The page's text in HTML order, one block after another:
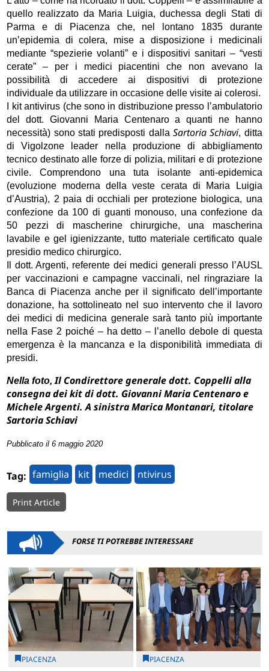
quello realizzato da Maria Luigia, duchessa degli Stati di
Parma e di Piacenza che, nel lontano 1835 durante
un’epidemia di colera, mise a disposizione i medicinali
mediante “spezierie volanti” e i dispositivi sanitari – “vesti
cerate” – per i medici piacentini che non avevano la
possibilità di accedere ai dispositivi di protezione
individuale da utilizzare in occasione delle visite ai colerosi.
I kit antivirus (che sono in distribuzione presso l’ambulatorio
del dott. Giovanni Maria Centenaro a quanti ne hanno
necessità) sono stati predisposti dallaSartoria Schiavi, ditta
di Vigolzone leader nella produzione di abbigliamento
tecnico destinato alle forze di polizia, militari e di protezione
civile. Comprendono una tuta isolante anti-epidemica
(evoluzione moderna della veste cerata di Maria Luigia
d’Austria), 2 paia di occhiali per protezione biologica, una
confezione da 100 di guanti monouso, una confezione da
50 pezzi di mascherine chirurgiche, una mascherina
lavabile e gel igienizzante, tutto materiale certificato quale
presidio medico chirurgico.
Il dott. Argenti, referente dei medici generali presso l’AUSL
per vaccinazioni e campagne vaccinali, nel ringraziare la
Banca di Piacenza anche per il significato dell’importante
donazione, ha sottolineato nel suo intervento che il lavoro
dei medici di medicina generale sarà tanto più importante
nella Fase 2 poiché – ha detto – l’anello debole di questa
emergenza è la mancanza e la disponibilità immediata di
presidi.
Nella foto,Il Condirettore generale dott. Coppelli alla
consegna dei kit di dott. Giovanni Maria Centenaro e
Michele Argenti. A sinistra Marica Montanari, titolare
Sartoria Schiavi
Pubblicato il 6 maggio 2020
Tag: famiglia kit medici ntivirus
Print Article
FORSE TI POTREBBE INTERESSARE
PIACENZA PIACENZA